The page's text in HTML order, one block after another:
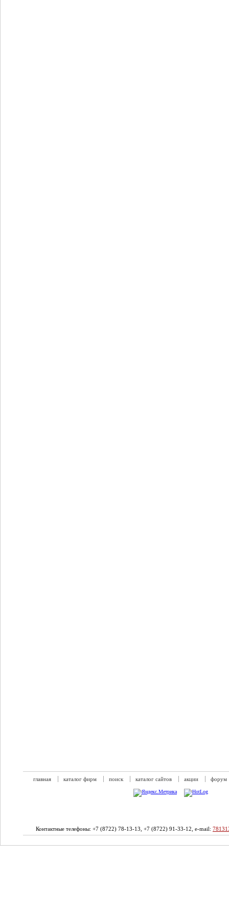
главная каталог фирм поиск каталог сайтов акции форум
Контактные телефоны: +7 (8722) 78-13-13, +7 (8722) 91-33-12, e-mail: